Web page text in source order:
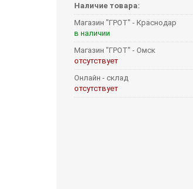
Наличие товара:
Магазин "ГРОТ" - Краснодар
в наличии
Магазин "ГРОТ" - Омск
отсутствует
Онлайн - склад
отсутствует